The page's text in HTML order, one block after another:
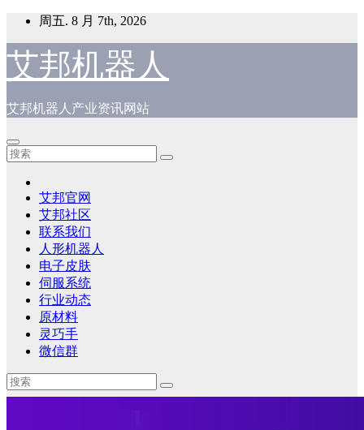
内
容
周五. 8 月 7th, 2026
艾邦机器人
艾邦机器人产业资讯网站
艾邦官网
艾邦社区
联系我们
人形机器人
电子皮肤
伺服系统
行业动态
原材料
灵巧手
微信群